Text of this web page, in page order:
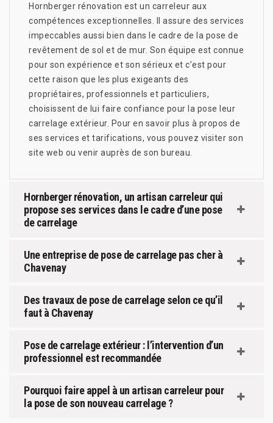
Hornberger rénovation est un carreleur aux
compétences exceptionnelles. Il assure des services
impeccables aussi bien dans le cadre de la pose de
revêtement de sol et de mur. Son équipe est connue
pour son expérience et son sérieux et c’est pour
cette raison que les plus exigeants des
propriétaires, professionnels et particuliers,
choisissent de lui faire confiance pour la pose leur
carrelage extérieur. Pour en savoir plus à propos de
ses services et tarifications, vous pouvez visiter son
site web ou venir auprès de son bureau.
Hornberger rénovation, un artisan carreleur qui
propose ses services dans le cadre d’une pose
de carrelage
Une entreprise de pose de carrelage pas cher à
Chavenay
Des travaux de pose de carrelage selon ce qu’il
faut à Chavenay
Pose de carrelage extérieur : l’intervention d’un
professionnel est recommandée
Pourquoi faire appel à un artisan carreleur pour
la pose de son nouveau carrelage ?